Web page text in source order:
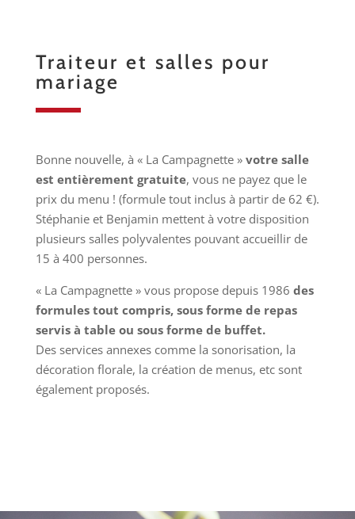
Traiteur et salles pour
mariage
Bonne nouvelle, à « La Campagnette » votre salle
est entièrement gratuite, vous ne payez que le
prix du menu ! (formule tout inclus à partir de 62 €).
Stéphanie et Benjamin mettent à votre disposition
plusieurs salles polyvalentes pouvant accueillir de
15 à 400 personnes.
« La Campagnette » vous propose depuis 1986 des
formules tout compris, sous forme de repas
servis à table ou sous forme de buffet.
Des services annexes comme la sonorisation, la
décoration florale, la création de menus, etc sont
également proposés.